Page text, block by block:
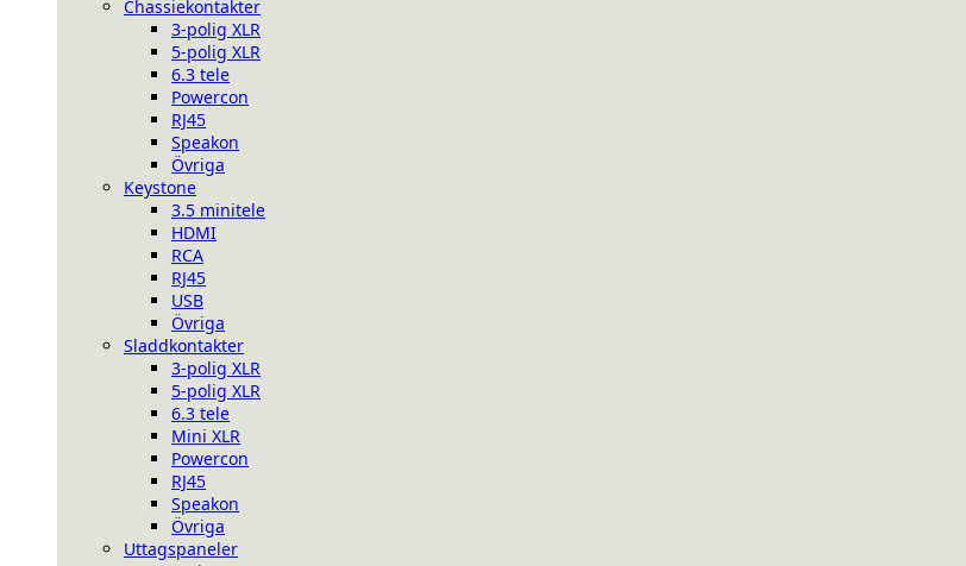
Chassiekontakter
3-polig XLR
5-polig XLR
6.3 tele
Powercon
RJ45
Speakon
Övriga
Keystone
3.5 minitele
HDMI
RCA
RJ45
USB
Övriga
Sladdkontakter
3-polig XLR
5-polig XLR
6.3 tele
Mini XLR
Powercon
RJ45
Speakon
Övriga
Uttagspaneler